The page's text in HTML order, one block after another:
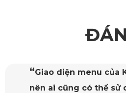
1.2. Vật Liệu PVC Cao Cấp –
nữa có vân nổi hình kim cương
“Giao diện menu của
nên ai cũng có thể sử